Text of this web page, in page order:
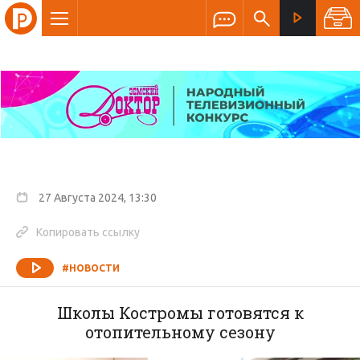
27 Августа 2024, 13:30
Копировать ссылку
#НОВОСТИ
Школы Костромы готовятся к
отопительному сезону